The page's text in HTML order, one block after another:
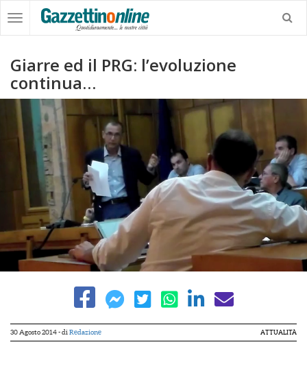
Giarre ed il PRG: l’evoluzione
continua…
30 Agosto 2014- di Redazione ATTUALITÀ